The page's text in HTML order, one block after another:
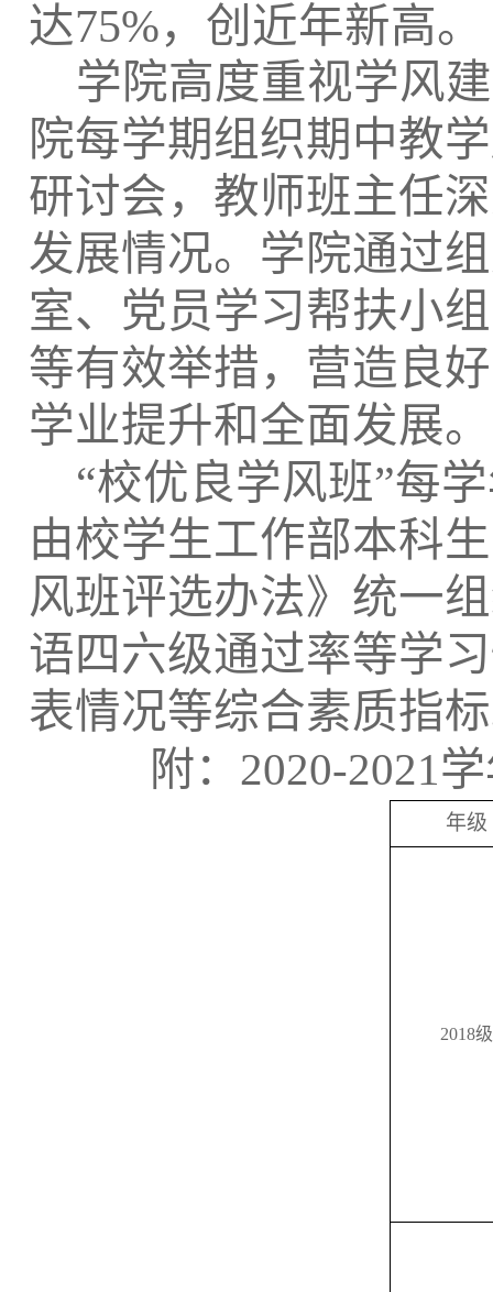
达75%，创近年新高。
学院高度重视学风
院每学期组织期中教
研讨会，教师班主任
发展情况。学院通过
室、党员学习帮扶小
等有效举措，营造良
学业提升和全面发展。
“校优良学风班”每
由校学生工作部本科
风班评选办法》统一
语四六级通过率等学
表情况等综合素质指
附： 2020-2021
年级
2018级